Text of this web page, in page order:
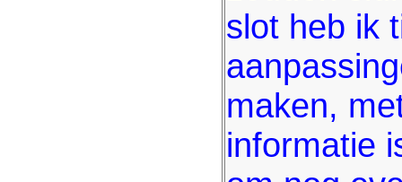
slot heb ik
maken,
informatie